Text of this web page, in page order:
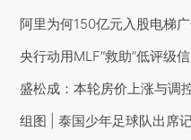
阿里为何150亿元入股电梯
央行动用MLF“救助”低评级
盛松成：本轮房价上涨与调
组图 | 泰国少年足球队出席